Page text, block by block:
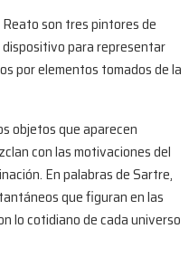
Reato son tres pintores de
para representar
por elementos tomados de la
objetos que aparecen
con las motivaciones del
En palabras de Sartre,
que figuran en las
lo cotidiano de cada universo